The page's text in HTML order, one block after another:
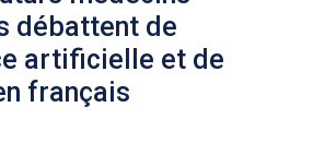
débattent de
artificielle et de
français